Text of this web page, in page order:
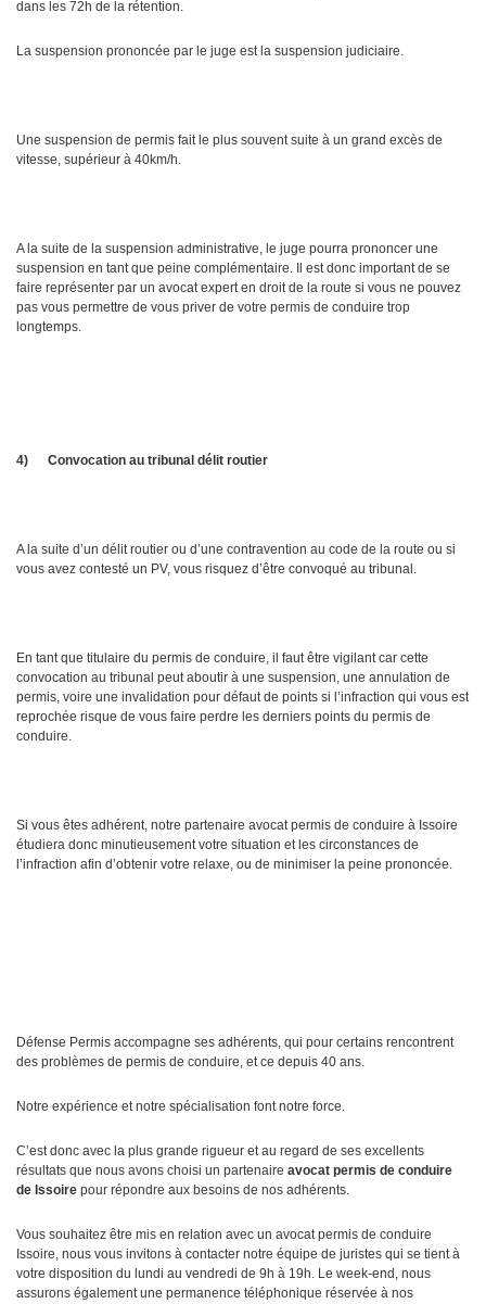
dans les 72h de la rétention.
La suspension prononcée par le juge est la suspension judiciaire.
Une suspension de permis fait le plus souvent suite à un grand excès de
vitesse, supérieur à 40km/h.
A la suite de la suspension administrative, le juge pourra prononcer une
suspension en tant que peine complémentaire. Il est donc important de se
faire représenter par un avocat expert en droit de la route si vous ne pouvez
pas vous permettre de vous priver de votre permis de conduire trop
longtemps.
4) Convocation au tribunal délit routier
A la suite d’un délit routier ou d’une contravention au code de la route ou si
vous avez contesté un PV, vous risquez d’être convoqué au tribunal.
En tant que titulaire du permis de conduire, il faut être vigilant car cette
convocation au tribunal peut aboutir à une suspension, une annulation de
permis, voire une invalidation pour défaut de points si l’infraction qui vous est
reprochée risque de vous faire perdre les derniers points du permis de
conduire.
Si vous êtes adhérent, notre partenaire avocat permis de conduire à Issoire
étudiera donc minutieusement votre situation et les circonstances de
l’infraction afin d’obtenir votre relaxe, ou de minimiser la peine prononcée.
Défense Permis accompagne ses adhérents, qui pour certains rencontrent
des problèmes de permis de conduire, et ce depuis 40 ans.
Notre expérience et notre spécialisation font notre force.
C’est donc avec la plus grande rigueur et au regard de ses excellents
résultats que nous avons choisi un partenaire avocat permis de conduire
de Issoire pour répondre aux besoins de nos adhérents.
Vous souhaitez être mis en relation avec un avocat permis de conduire
Issoire, nous vous invitons à contacter notre équipe de juristes qui se tient à
votre disposition du lundi au vendredi de 9h à 19h. Le week-end, nous
assurons également une permanence téléphonique réservée à nos